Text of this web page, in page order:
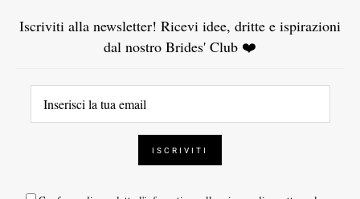
Iscriviti alla newsletter! Ricevi idee, dritte e ispirazioni
dal nostro Brides' Club ❤️